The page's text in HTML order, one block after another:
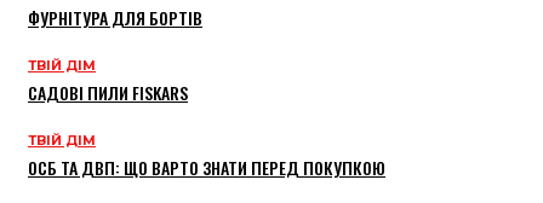
ФУРНІТУРА ДЛЯ БОРТІВ
ТВІЙ ДІМ
САДОВІ ПИЛИ FISKARS
ТВІЙ ДІМ
ОСБ ТА ДВП: ЩО ВАРТО ЗНАТИ ПЕРЕД ПОКУПКОЮ